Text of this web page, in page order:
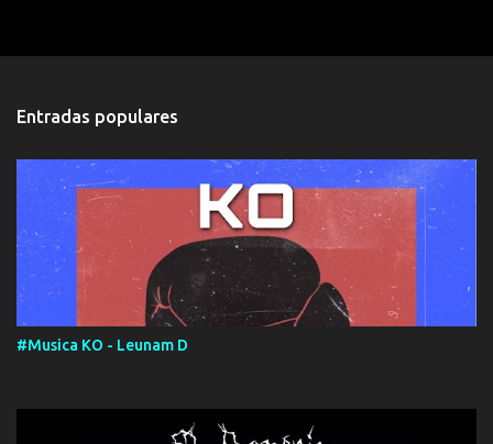
Entradas populares
#Musica KO - Leunam D